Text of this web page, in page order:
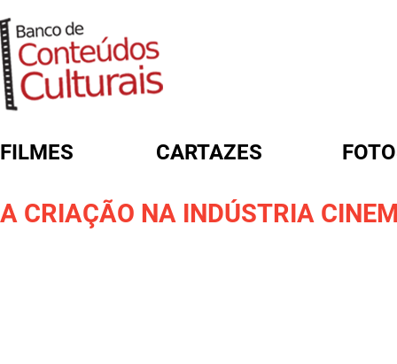
FILMES CARTAZES
A CRIAÇÃO NA INDÚSTRIA
FORMULÁRIO DE BUSCA